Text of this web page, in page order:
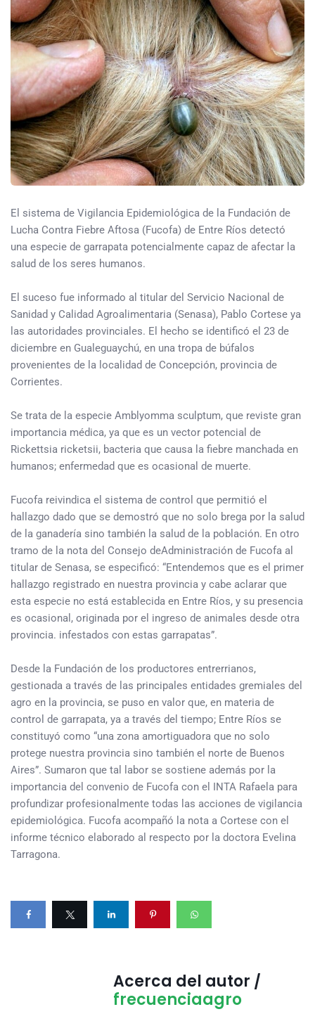
El sistema de Vigilancia Epidemiológica de la Fundación de
Lucha Contra Fiebre Aftosa (Fucofa) de Entre Ríos detectó
una especie de garrapata potencialmente capaz de afectar la
salud de los seres humanos.
El suceso fue informado al titular del Servicio Nacional de
Sanidad y Calidad Agroalimentaria (Senasa), Pablo Cortese ya
las autoridades provinciales. El hecho se identificó el 23 de
diciembre en Gualeguaychú, en una tropa de búfalos
provenientes de la localidad de Concepción, provincia de
Corrientes.
Se trata de la especie Amblyomma sculptum, que reviste gran
importancia médica, ya que es un vector potencial de
Rickettsia ricketsii, bacteria que causa la fiebre manchada en
humanos; enfermedad que es ocasional de muerte.
Fucofa reivindica el sistema de control que permitió el
hallazgo dado que se demostró que no solo brega por la salud
de la ganadería sino también la salud de la población. En otro
tramo de la nota del Consejo deAdministración de Fucofa al
titular de Senasa, se especificó: “Entendemos que es el primer
hallazgo registrado en nuestra provincia y cabe aclarar que
esta especie no está establecida en Entre Ríos, y su presencia
es ocasional, originada por el ingreso de animales desde otra
provincia. infestados con estas garrapatas”.
Desde la Fundación de los productores entrerrianos,
gestionada a través de las principales entidades gremiales del
agro en la provincia, se puso en valor que, en materia de
control de garrapata, ya a través del tiempo; Entre Ríos se
constituyó como “una zona amortiguadora que no solo
protege nuestra provincia sino también el norte de Buenos
Aires”. Sumaron que tal labor se sostiene además por la
importancia del convenio de Fucofa con el INTA Rafaela para
profundizar profesionalmente todas las acciones de vigilancia
epidemiológica. Fucofa acompañó la nota a Cortese con el
informe técnico elaborado al respecto por la doctora Evelina
Tarragona.
Acerca del autor /
frecuenciaagro